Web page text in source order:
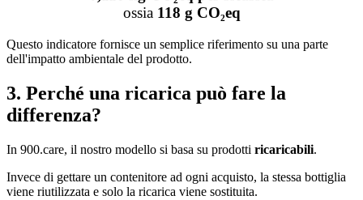
ossia 118 g CO₂eq
Questo indicatore fornisce un semplice riferimento su una parte
dell'impatto ambientale del prodotto.
3. Perché una ricarica può fare la
differenza?
In 900.care, il nostro modello si basa su prodotti ricaricabili.
Invece di gettare un contenitore ad ogni acquisto, la stessa bottiglia
viene riutilizzata e solo la ricarica viene sostituita.